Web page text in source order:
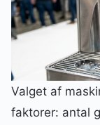
Valget af
faktorer: antal